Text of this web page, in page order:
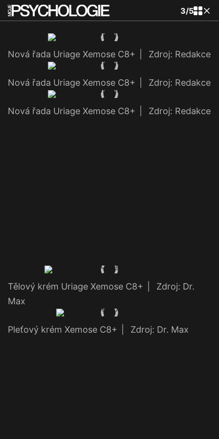
3/5
Nová řada Uriage Xemose C8+ Zdroj: Redakce
Nová řada Uriage Xemose C8+ Zdroj: Redakce
Nová řada Uriage Xemose C8+ Zdroj: Redakce
Tělový krém Uriage Xemose C8+
Zdroj: Dr.
Max
Pleťový krém Xemose C8+ Zdroj: Dr. Max